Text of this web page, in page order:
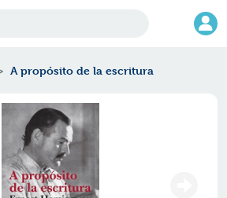
A propósito de la escritura